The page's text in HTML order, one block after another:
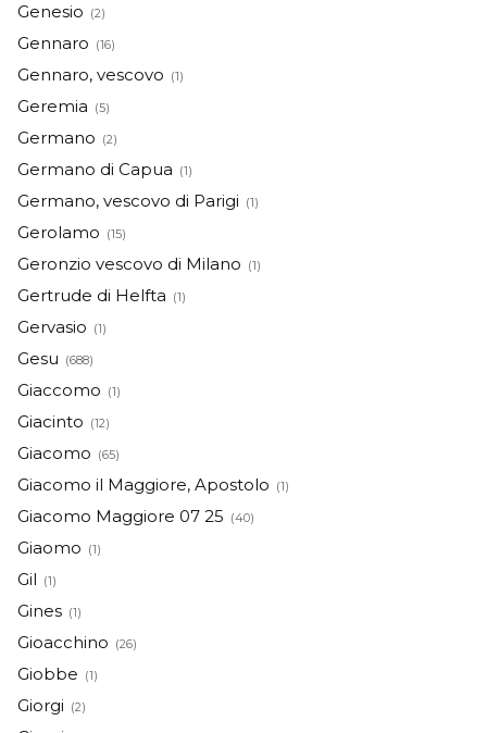
Genesio (2)
Gennaro (16)
Gennaro, vescovo (1)
Geremia (5)
Germano (2)
Germano di Capua (1)
Germano, vescovo di Parigi (1)
Gerolamo (15)
Geronzio vescovo di Milano (1)
Gertrude di Helfta (1)
Gervasio (1)
Gesu (688)
Giaccomo (1)
Giacinto (12)
Giacomo (65)
Giacomo il Maggiore, Apostolo (1)
Giacomo Maggiore 07 25 (40)
Giaomo (1)
Gil (1)
Gines (1)
Gioacchino (26)
Giobbe (1)
Giorgi (2)